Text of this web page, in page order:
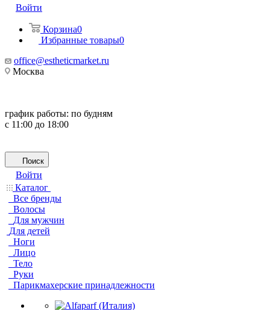
Войти
Корзина0
Избранные товары0
office@estheticmarket.ru
Москва
график работы: по будням
с 11:00 до 18:00
Поиск
Войти
Каталог
Все бренды
Волосы
Для мужчин
Для детей
Ноги
Лицо
Тело
Руки
Парикмахерские принадлежности